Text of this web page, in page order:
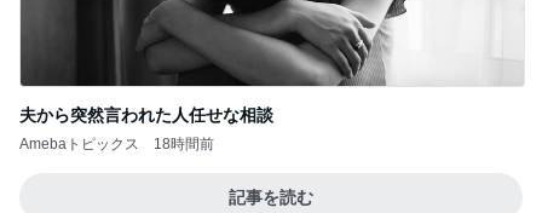
夫から突然言われた人任せな相談
Amebaトピックス 18時間前
記事を読む